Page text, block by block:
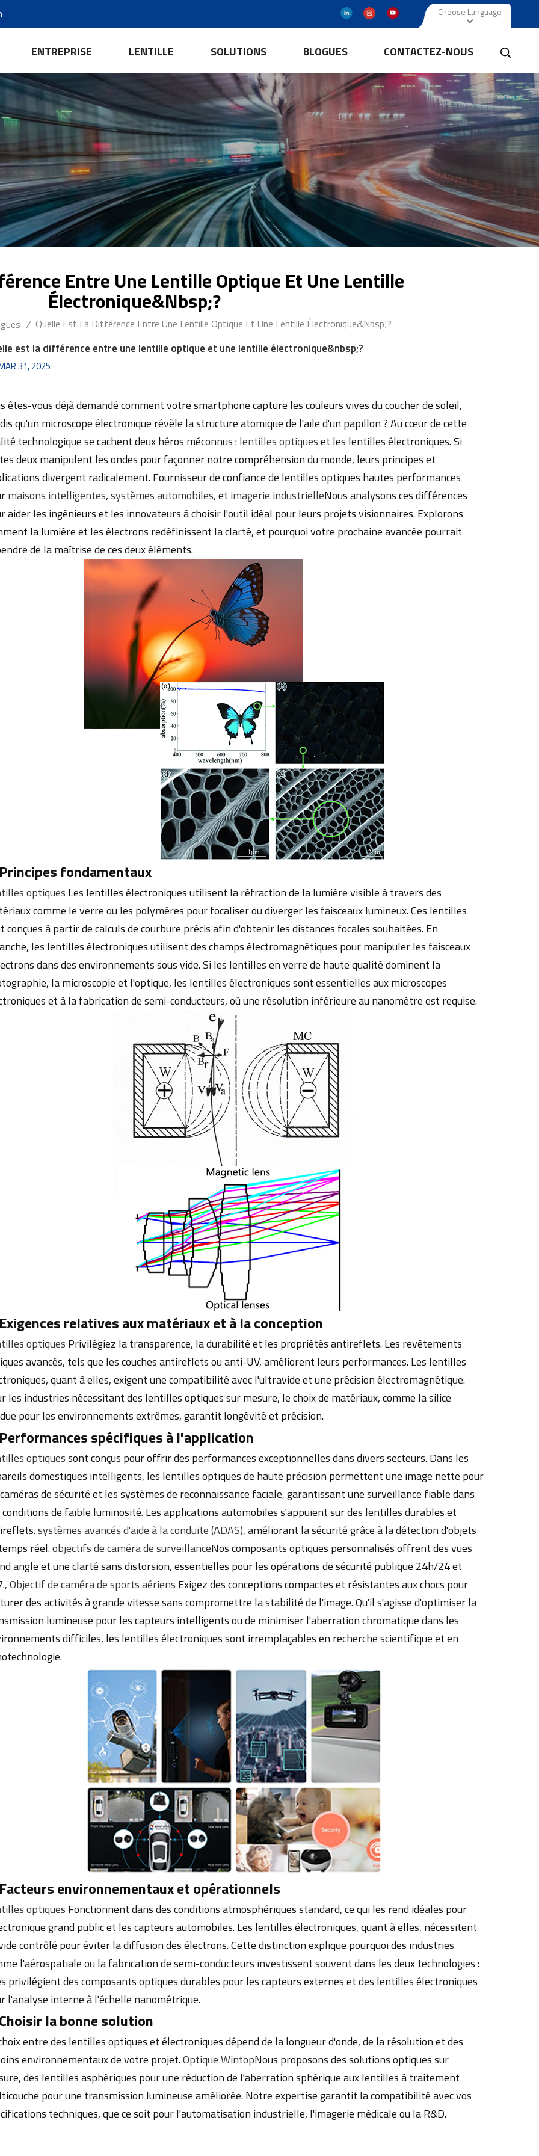
Choose Language
ENTREPRISE LENTILLE SOLUTIONS BLOGUES CONTACTEZ-NOUS
Entre Une Lentille Optique Et Une Lentille
Électronique&nbsp;?
/ Quelle Est La Différence Entre Une Lentille Optique Et Une Lentille Électronique&nbsp;?
est la différence entre une lentille optique et une lentille électronique&nbsp;?
31, 2025
êtes-vous déjà demandé comment votre smartphone capture les couleurs vives du coucher de soleil,
qu'un microscope électronique révèle la structure atomique de l'aile d'un papillon ? Au cœur de cette
technologique se cachent deux héros méconnus :lentilles optiqueset les lentilles électroniques. Si
deux manipulent les ondes pour façonner notre compréhension du monde, leurs principes et
divergent radicalement. Fournisseur de confiance de lentilles optiques hautes performances
maisons intelligentes,systèmes automobiles, et imagerie industrielleNous analysons ces différences
aider les ingénieurs et les innovateurs à choisir l'outil idéal pour leurs projets visionnaires. Explorons
la lumière et les électrons redéfinissent la clarté, et pourquoi votre prochaine avancée pourrait
de la maîtrise de ces deux éléments.
fondamentaux
optiques Les lentilles électroniques utilisent la réfraction de la lumière visible à travers des
comme le verre ou les polymères pour focaliser ou diverger les faisceaux lumineux. Ces lentilles
conçues à partir de calculs de courbure précis afin d'obtenir les distances focales souhaitées. En
les lentilles électroniques utilisent des champs électromagnétiques pour manipuler les faisceaux
dans des environnements sous vide. Si les lentilles en verre de haute qualité dominent la
la microscopie et l'optique, les lentilles électroniques sont essentielles aux microscopes
et à la fabrication de semi-conducteurs, où une résolution inférieure au nanomètre est requise.
relatives aux matériaux et à la conception
optiques Privilégiez la transparence, la durabilité et les propriétés antireflets. Les revêtements
avancés, tels que les couches antireflets ou anti-UV, améliorent leurs performances. Les lentilles
quant à elles, exigent une compatibilité avec l'ultravide et une précision électromagnétique.
les industries nécessitant des lentilles optiques sur mesure, le choix de matériaux, comme la silice
pour les environnements extrêmes, garantit longévité et précision.
spécifiques à l'application
optiquessont conçus pour offrir des performances exceptionnelles dans divers secteurs. Dans les
domestiques intelligents, les lentilles optiques de haute précision permettent une image nette pour
de sécurité et les systèmes de reconnaissance faciale, garantissant une surveillance fiable dans
conditions de faible luminosité. Les applications automobiles s'appuient sur des lentilles durables et
systèmes avancés d'aide à la conduite (ADAS), améliorant la sécurité grâce à la détection d'objets
réel.objectifs de caméra de surveillanceNos composants optiques personnalisés offrent des vues
angle et une clarté sans distorsion, essentielles pour les opérations de sécurité publique 24h/24 et
, Objectif de caméra de sports aériens Exigez des conceptions compactes et résistantes aux chocs pour
des activités à grande vitesse sans compromettre la stabilité de l'image. Qu'il s'agisse d'optimiser la
lumineuse pour les capteurs intelligents ou de minimiser l'aberration chromatique dans les
difficiles, les lentilles électroniques sont irremplaçables en recherche scientifique et en
environnementaux et opérationnels
optiques Fonctionnent dans des conditions atmosphériques standard, ce qui les rend idéales pour
grand public et les capteurs automobiles. Les lentilles électroniques, quant à elles, nécessitent
contrôlé pour éviter la diffusion des électrons. Cette distinction explique pourquoi des industries
l'aérospatiale ou la fabrication de semi-conducteurs investissent souvent dans les deux technologies :
privilégient des composants optiques durables pour les capteurs externes et des lentilles électroniques
l'analyse interne à l'échelle nanométrique.
la bonne solution
entre des lentilles optiques et électroniques dépend de la longueur d'onde, de la résolution et des
environnementaux de votre projet.Optique WintopNous proposons des solutions optiques sur
des lentilles asphériques pour une réduction de l'aberration sphérique aux lentilles à traitement
pour une transmission lumineuse améliorée. Notre expertise garantit la compatibilité avec vos
techniques, que ce soit pour l'automatisation industrielle, l'imagerie médicale ou la R&D.